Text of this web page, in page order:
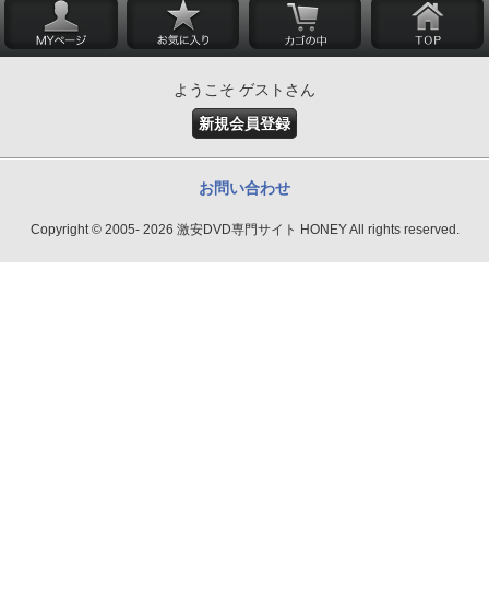
ようこそ ゲストさん
新規会員登録
お問い合わせ
Copyright © 2005- 2026 激安DVD専門サイト HONEY All rights reserved.